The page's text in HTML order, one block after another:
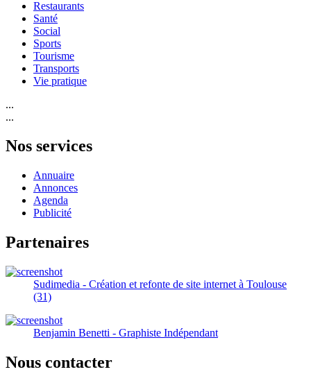
Restaurants
Santé
Social
Sports
Tourisme
Transports
Vie pratique
...
...
Nos services
Annuaire
Annonces
Agenda
Publicité
Partenaires
Sudimedia - Création et refonte de site internet à Toulouse
(31)
Benjamin Benetti - Graphiste Indépendant
Nous contacter